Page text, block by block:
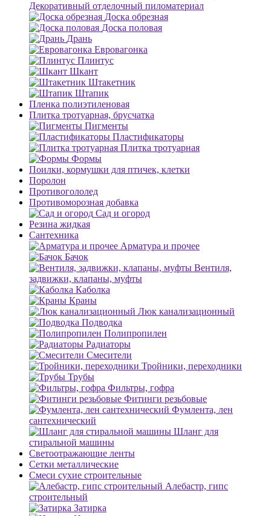
Декоративный отделочный пиломатериал
Доска обрезная
Доска половая
Дрань
Евровагонка
Плинтус
Шкант
Штакетник
Штапик
Пленка полиэтиленовая
Плитка тротуарная, брусчатка
Пигменты
Пластификаторы
Плитка тротуарная
Формы
Поилки, кормушки для птичек, клетки
Поролон
Противогололед
Противоморозная добавка
Сад и огород
Резина жидкая
Сантехника
Арматура и прочее
Бачок
Вентиля,
задвижки, клапаны, муфты
Каболка
Краны
Люк канализационный
Подводка
Полипропилен
Радиаторы
Смесители
Тройники, переходники
Трубы
Фильтры, гофра
Фитинги резьбовые
Фумлента, лен
сантехнический
Шланг для
стиральной машины
Светоотражающие ленты
Сетки металлические
Смеси сухие строительные
Алебастр, гипс
строительный
Затирка